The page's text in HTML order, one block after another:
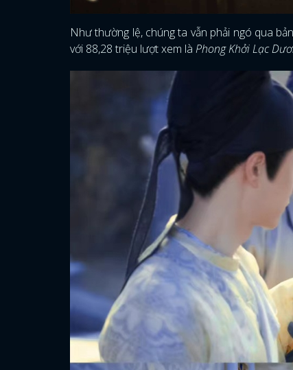
Như thường lệ, chúng ta vẫn phải ngó qua
với 88,28 triệu lượt xem là Phong Khởi Lạc